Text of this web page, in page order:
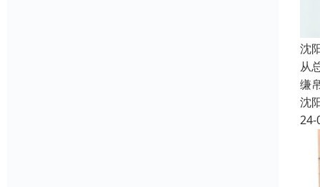
沈
从
缣
沈
24-